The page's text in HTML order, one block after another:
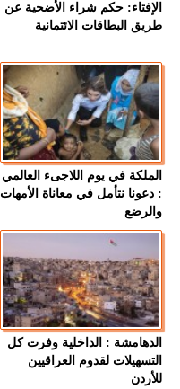
الإفتاء: حكم شراء الأضحية عن
طريق البطاقات الائتمانية
الملكة في يوم اللاجىء العالمي
: دعونا نتأمل في معاناة الأمهات
والرضع
الدهامشة : الداخلية وفرت كل
التسهيلات لقدوم العراقيين
للأردن